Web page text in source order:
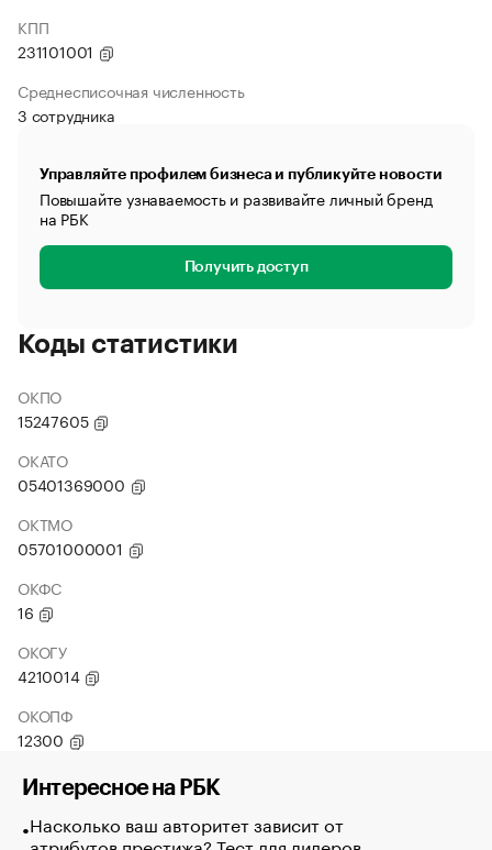
КПП
231101001
Среднесписочная численность
3 сотрудника
Управляйте профилем бизнеса и публикуйте новости
Повышайте узнаваемость и развивайте личный бренд
на РБК
Получить доступ
Коды статистики
ОКПО
15247605
ОКАТО
05401369000
ОКТМО
05701000001
ОКФС
16
ОКОГУ
4210014
ОКОПФ
12300
Интересное на РБК
Насколько ваш авторитет зависит от